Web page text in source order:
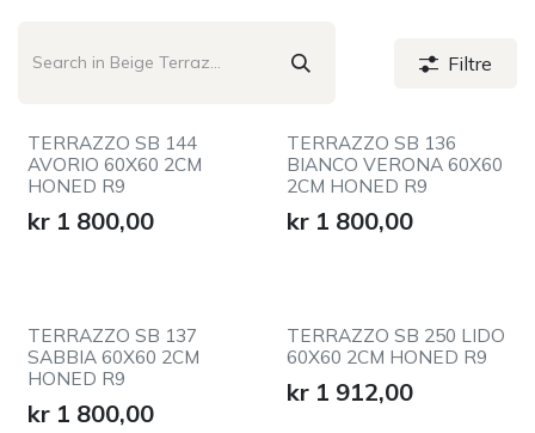
Filtre
TERRAZZO SB 144
AVORIO 60X60 2CM
HONED R9
kr 1 800,00
TERRAZZO SB 136
BIANCO VERONA 60X60
2CM HONED R9
kr 1 800,00
TERRAZZO SB 137
SABBIA 60X60 2CM
HONED R9
kr 1 800,00
TERRAZZO SB 250 LIDO
60X60 2CM HONED R9
kr 1 912,00